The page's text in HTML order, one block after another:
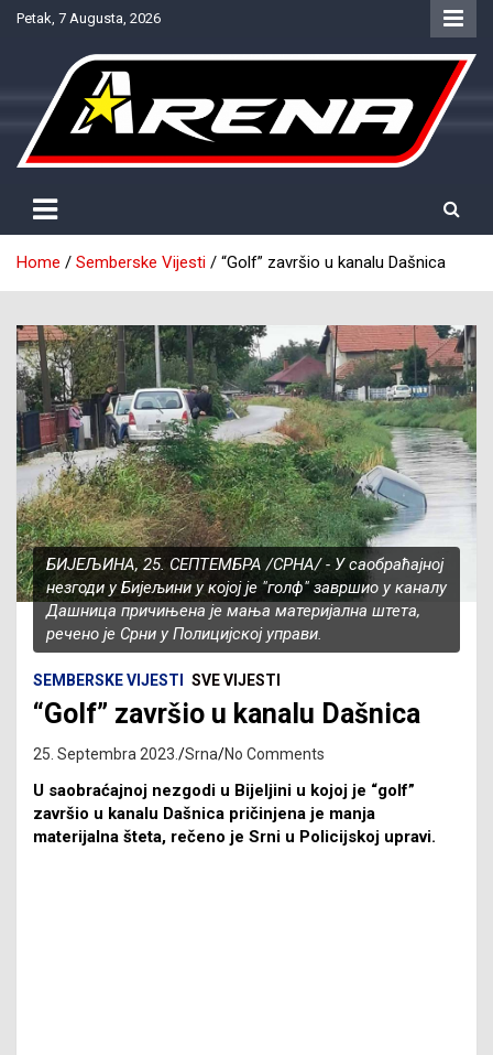
SkipPetak, 7 Augusta, 2026
NTV Arena
Home Semberske Vijesti “Golf” završio u kanalu Dašnica
БИЈЕЉИНА, 25. СЕПТЕМБРА /СРНА/ - У саобраћајној
незгоди у Бијељини у којој је "голф" завршио у каналу
Дашница причињена је мања материјална штета,
речено је Срни у Полицијској управи.
SEMBERSKE VIJESTI SVE VIJESTI
“Golf” završio u kanalu Dašnica
25. Septembra 2023. Srna No Comments
U saobraćajnoj nezgodi u Bijeljini u kojoj je “golf”
završio u kanalu Dašnica pričinjena je manja
materijalna šteta, rečeno je Srni u Policijskoj upravi.